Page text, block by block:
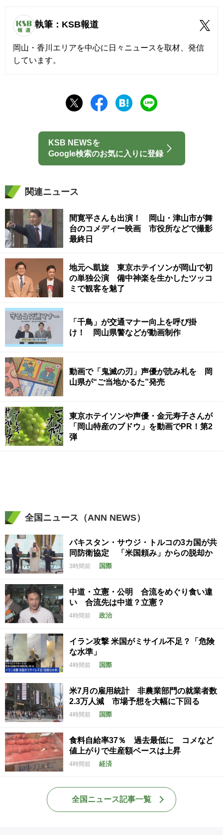
執筆：KSB報道
岡山・香川エリアを中心に日々ニュースを取材、発信
しています。
KSB NEWSを
Google検索のお気に入りに登録
関連ニュース
間寛平さんも出演！ 岡山・津山市が舞
台のコメディー映画 市役所などで撮影
最終日
地元へ凱旋 東京ホテイソンが岡山で初
の単独公演 備中神楽を生かしたツッコ
ミで観客を魅了
「千鳥」が交通マナー向上を呼び掛
け！ 岡山県警などが動画制作
動画で「鬼滅の刃」声優が読み札を 岡
山県が“ご当地かるた”発売
東京ホテイソンや声優・金元寿子さんが
「岡山特産のブドウ」を動画でPR！第2
弾
全国ニュース（ANN NEWS）
パキスタン・サウジ・トルコの3カ国が共
同防衛協定 「米国頼み」からの脱却か
3時間前 国際
中道・立憲・公明 合流をめぐり食い違
い 合流先は中道？立憲？
4時間前 政治
イラン攻撃 米国がミサイル不足？「危険
な水準」
4時間前 国際
米7月の雇用統計 非農業部門の就業者数
2.3万人減 市場予想を大幅に下回る
4時間前 国際
食料自給率37％ 過去最低に コメなど
値上がりで生産額ベースは上昇
4時間前 経済
全国ニュース記事一覧